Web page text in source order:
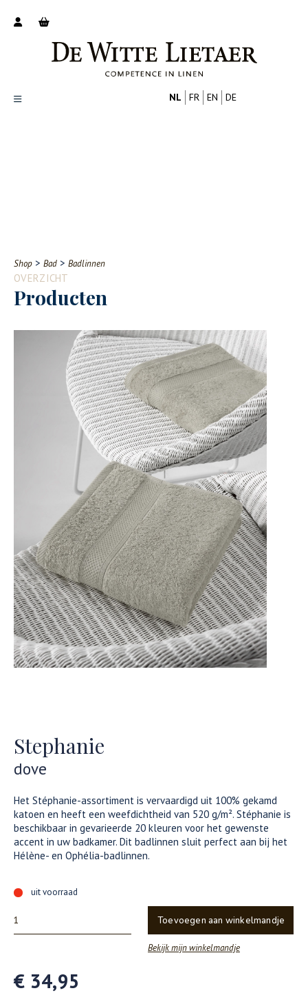
Contact
NL FR EN DE
Shop > Bad > Badlinnen
OVERZICHT
Producten
Stephanie
dove
Het Stéphanie-assortiment is vervaardigd uit 100% gekamd
katoen en heeft een weefdichtheid van 520 g/m². Stéphanie is
beschikbaar in gevarieerde 20 kleuren voor het gewenste
accent in uw badkamer. Dit badlinnen sluit perfect aan bij het
Hélène- en Ophélia-badlinnen.
uit voorraad
Toevoegen aan winkelmandje
Bekijk mijn winkelmandje
€ 34,95